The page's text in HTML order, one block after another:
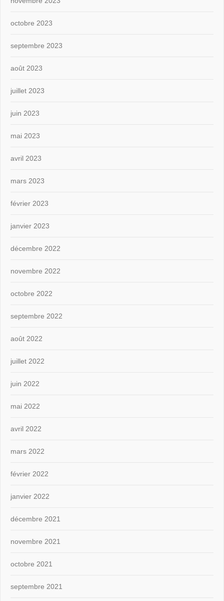
octobre 2023
septembre 2023
août 2023
juillet 2023
juin 2023
mai 2023
avril 2023
mars 2023
février 2023
janvier 2023
décembre 2022
novembre 2022
octobre 2022
septembre 2022
août 2022
juillet 2022
juin 2022
mai 2022
avril 2022
mars 2022
février 2022
janvier 2022
décembre 2021
novembre 2021
octobre 2021
septembre 2021